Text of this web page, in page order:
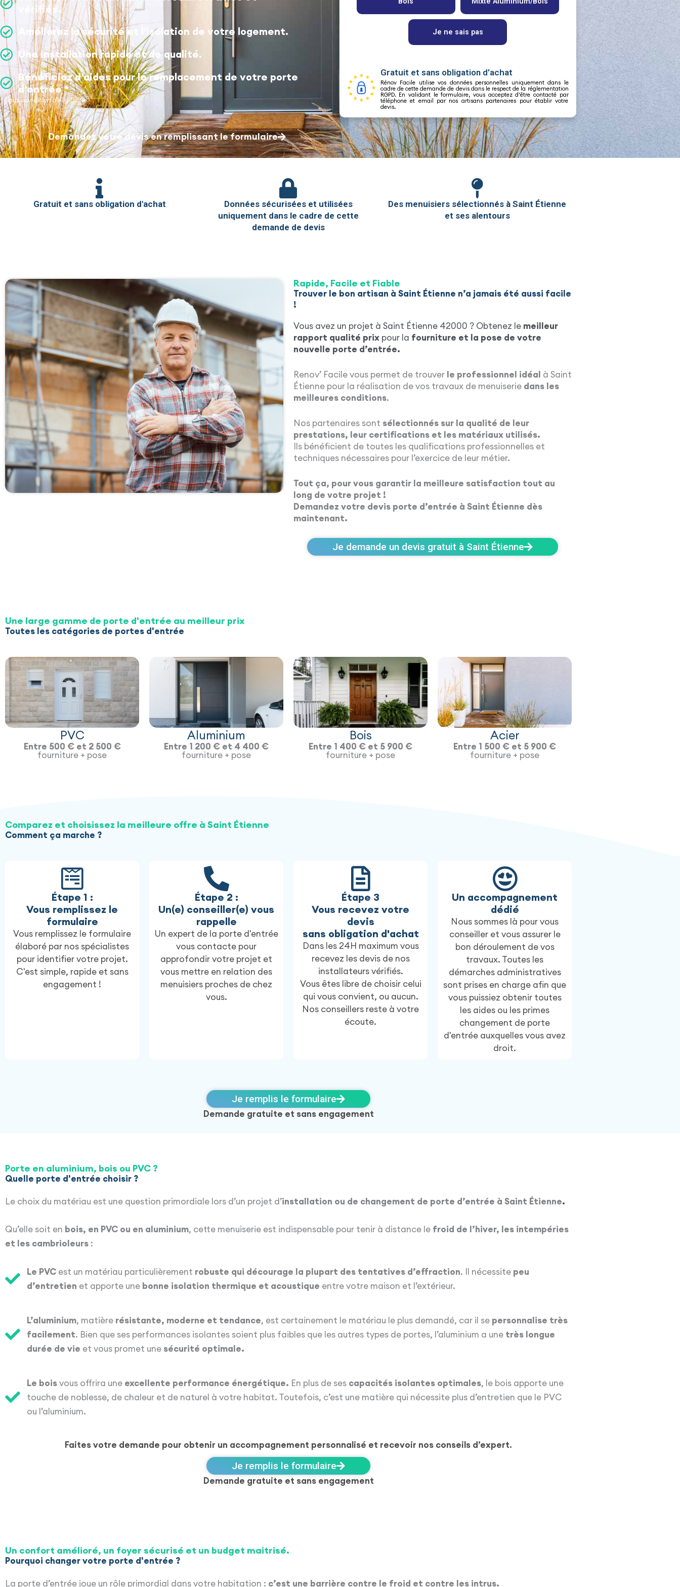
vérifiés.
Améliorez la sécurité et l'isolation de votre logement.
Une installation rapide et de qualité.
Bénéficiez d’aides pour le remplacement de votre porte
d'entrée *
* Sous condition d’éligibilité
Demandez votre devis en remplissant le formulaire
Gratuit et sans obligation d'achat
Rénov Facile utilise vos données personnelles uniquement dans le
cadre de cette demande de devis dans le respect de la réglementation
RGPD. En validant le formulaire, vous acceptez d'être contacté par
téléphone et email par nos artisans partenaires pour établir votre
devis.
Gratuit et sans obligation d'achat
Données sécurisées et utilisées
uniquement dans le cadre de cette
demande de devis
Des menuisiers sélectionnés à Saint Étienne
et ses alentours
Rapide, Facile et Fiable
Trouver le bon artisan à Saint Étienne n’a jamais été aussi facile
!
Vous avez un projet à Saint Étienne 42000 ? Obtenez le meilleur
rapport qualité prix pour la fourniture et la pose de votre
nouvelle porte d’entrée.
Renov’ Facile vous permet de trouver le professionnel idéal à Saint
Étienne pour la réalisation de vos travaux de menuiserie dans les
meilleures conditions.
Nos partenaires sont sélectionnés sur la qualité de leur
prestations, leur certifications et les matériaux utilisés.
Ils bénéficient de toutes les qualifications professionnelles et
techniques nécessaires pour l’exercice de leur métier.
Tout ça, pour vous garantir la meilleure satisfaction tout au
long de votre projet !
Demandez votre devis porte d’entrée à Saint Étienne dès
maintenant.
Je demande un devis gratuit à Saint Étienne
Une large gamme de porte d'entrée au meilleur prix
Toutes les catégories de portes d'entrée
PVC
Entre 500 € et 2 500 €
fourniture + pose
Aluminium
Entre 1 200 € et 4 400 €
fourniture + pose
Bois
Entre 1 400 € et 5 900 €
fourniture + pose
Acier
Entre 1 500 € et 5 900 €
fourniture + pose
Comparez et choisissez la meilleure offre à Saint Étienne
Comment ça marche ?
Étape 1 :
Vous remplissez le
formulaire
Vous remplissez le formulaire
élaboré par nos spécialistes
pour identifier votre projet.
C'est simple, rapide et sans
engagement !
Étape 2 :
Un(e) conseiller(e) vous
rappelle
Un expert de la porte d'entrée
vous contacte pour
approfondir votre projet et
vous mettre en relation des
menuisiers proches de chez
vous.
Étape 3
Vous recevez votre
devis
sans obligation d'achat
Dans les 24H maximum vous
recevez les devis de nos
installateurs vérifiés.
Vous êtes libre de choisir celui
qui vous convient, ou aucun.
Nos conseillers reste à votre
écoute.
Un accompagnement
dédié
Nous sommes là pour vous
conseiller et vous assurer le
bon déroulement de vos
travaux. Toutes les
démarches administratives
sont prises en charge afin que
vous puissiez obtenir toutes
les aides ou les primes
changement de porte
d'entrée auxquelles vous avez
droit.
Je remplis le formulaire
Demande gratuite et sans engagement
Porte en aluminium, bois ou PVC ?
Quelle porte d'entrée choisir ?
Le choix du matériau est une question primordiale lors d’un projet d’installation ou de changement de porte d’entrée à Saint Étienne.
Qu’elle soit en bois, en PVC ou en aluminium, cette menuiserie est indispensable pour tenir à distance le froid de l’hiver, les intempéries
et les cambrioleurs :
Le PVCest un matériau particulièrement robuste qui décourage la plupart des tentatives d’effraction. Il nécessite peu
d’entretien et apporte une bonne isolation thermique et acoustique entre votre maison et l’extérieur.
L’aluminium, matière résistante, moderne et tendance, est certainement le matériau le plus demandé, car il se personnalise très
facilement. Bien que ses performances isolantes soient plus faibles que les autres types de portes, l’aluminium a une très longue
durée de vie et vous promet une sécurité optimale.
Le boisvous offrira une excellente performance énergétique. En plus de ses capacités isolantes optimales, le bois apporte une
touche de noblesse, de chaleur et de naturel à votre habitat. Toutefois, c’est une matière qui nécessite plus d’entretien que le PVC
ou l’aluminium.
Faites votre demande pour obtenir un accompagnement personnalisé et recevoir nos conseils d’expert.
Je remplis le formulaire
Demande gratuite et sans engagement
Un confort amélioré, un foyer sécurisé et un budget maitrisé.
Pourquoi changer votre porte d'entrée ?
La porte d’entrée joue un rôle primordial dans votre habitation : c’est une barrière contre le froid et contre les intrus.